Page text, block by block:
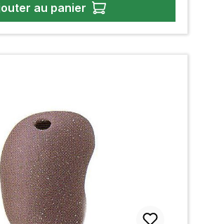
au panier